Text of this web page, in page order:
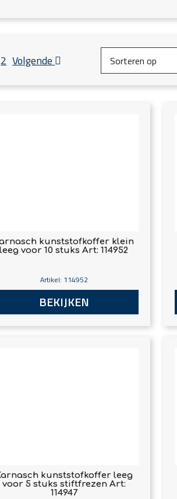
2 Volgende
kunststofkoffer klein
leeg voor 10 stuks Art: 114952
Artikel: 114952
BEKIJKEN
kunststofkoffer leeg
voor 5 stuks stiftfrezen Art:
114947